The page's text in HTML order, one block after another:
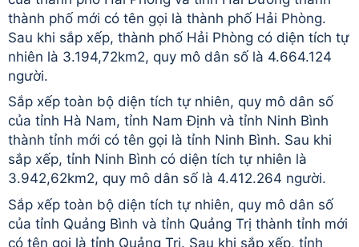
thành phố mới có tên gọi là thành phố Hải Phòng.
Sau khi sắp xếp, thành phố Hải Phòng có diện tích tự
nhiên là 3.194,72km2, quy mô dân số là 4.664.124
người.
Sắp xếp toàn bộ diện tích tự nhiên, quy mô dân số
của tỉnh Hà Nam, tỉnh Nam Định và tỉnh Ninh Bình
thành tỉnh mới có tên gọi là tỉnh Ninh Bình. Sau khi
sắp xếp, tỉnh Ninh Bình có diện tích tự nhiên là
3.942,62km2, quy mô dân số là 4.412.264 người.
Sắp xếp toàn bộ diện tích tự nhiên, quy mô dân số
của tỉnh Quảng Bình và tỉnh Quảng Trị thành tỉnh mới
có tên gọi là tỉnh Quảng Trị. Sau khi sắp xếp, tỉnh